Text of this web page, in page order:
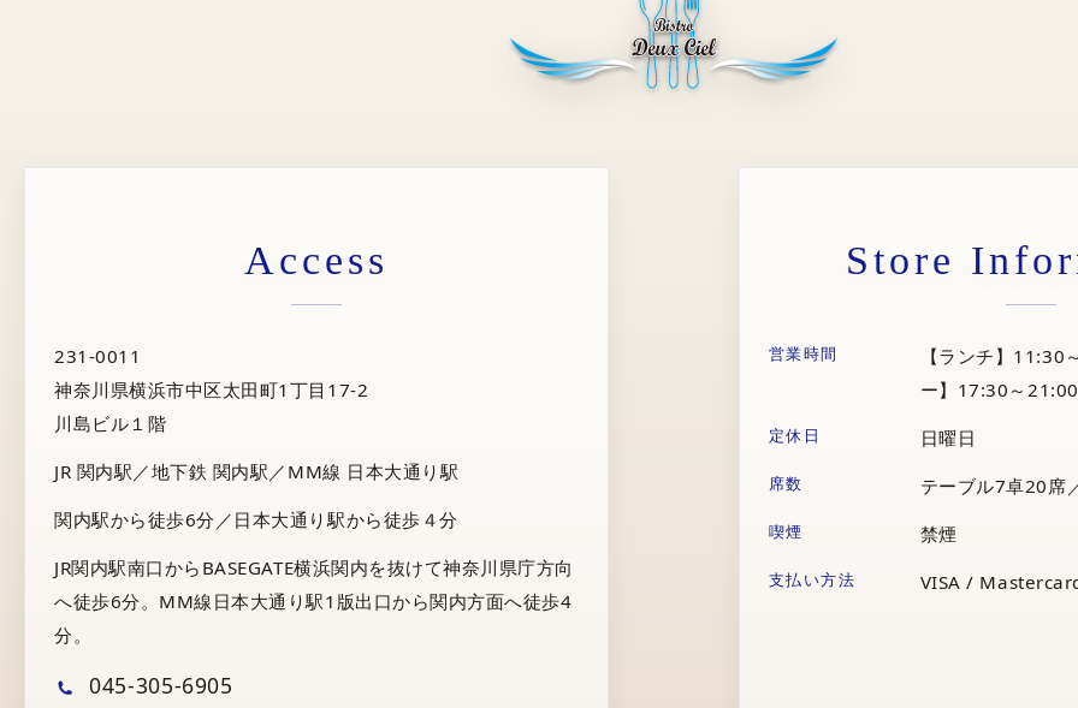
Access
231-0011
神奈川県横浜市中区太田町1丁目17-2
川島ビル１階
JR 関内駅／地下鉄 関内駅／MM線 日本大通り駅
関内駅から徒歩6分／日本大通り駅から徒歩４分
JR関内駅南口からBASEGATE横浜関内を抜けて神奈川県庁方向
へ徒歩6分。MM線日本大通り駅1版出口から関内方面へ徒歩4
分。
045-305-6905
Store
営業時間
【ランチ】11:30
ー】17:30～
定休日 日曜日
席数 テーブル7卓20席
喫煙 禁煙
支払い方法 VISA /